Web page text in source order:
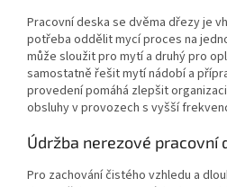
Pracovní deska se dvěma dřezy je
potřeba oddělit mycí proces na
může sloužit pro mytí a druhý pro
samostatně řešit mytí nádobí a
provedení pomáhá zlepšit
obsluhy v provozech s vyšší
Údržba nerezové pracovní
Pro zachování čistého vzhledu a